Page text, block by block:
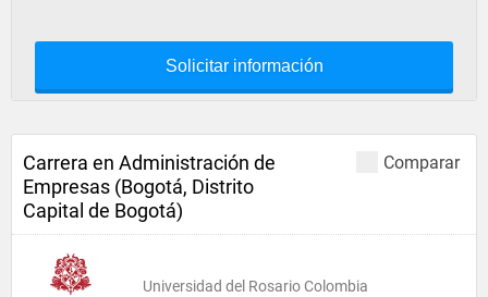
Solicitar información
Comparar
Carrera en Administración de
Empresas (Bogotá, Distrito
Capital de Bogotá)
Universidad del Rosario Colombia